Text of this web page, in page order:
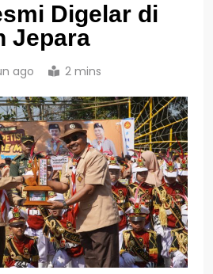
Digelar di
Jepara
ago 2 mins